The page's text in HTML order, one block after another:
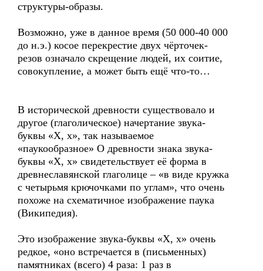
структуры-образы.
Возможно, уже в данное время (50 000-40 000
до н.э.) косое перекрестие двух чёрточек-
резов означало скрещение людей, их соитие,
совокупление, а может быть ещё что-то…
В исторической древности существовало и
другое (глаголическое) начертание звука-
буквы «Х, х», так называемое
«паукообразное» О древности знака звука-
буквы «Х, х» свидетельствует её форма в
древнеславянской глаголице – «в виде кружка
с четырьмя крючочками по углам», что очень
похоже на схематичное изображение паука
(Википедия).
Это изображение звука-буквы «Х, х» очень
редкое, «оно встречается в (письменных)
памятниках (всего) 4 раза: 1 раз в